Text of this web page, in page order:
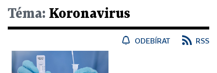
Téma: Koronavirus
ODEBÍRAT RSS